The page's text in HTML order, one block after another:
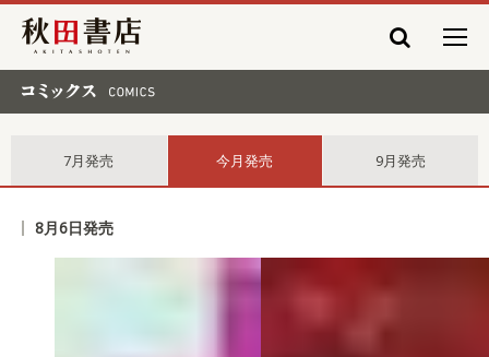
秋田書店
7月発売 今月発売 9月発売
8月6日発売